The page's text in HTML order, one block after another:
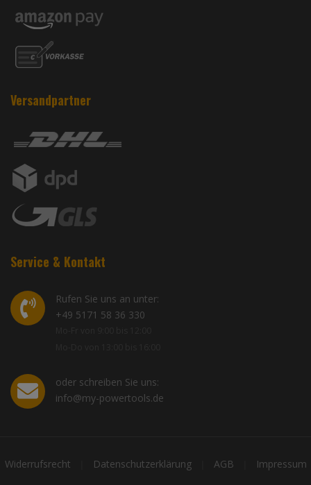
Versandpartner
Service & Kontakt
Rufen Sie uns an unter:
+49 5171 58 36 330
oder schreiben Sie uns:
info@my-powertools.de
Widerrufsrecht Datenschutzerklärung AGB Impressum